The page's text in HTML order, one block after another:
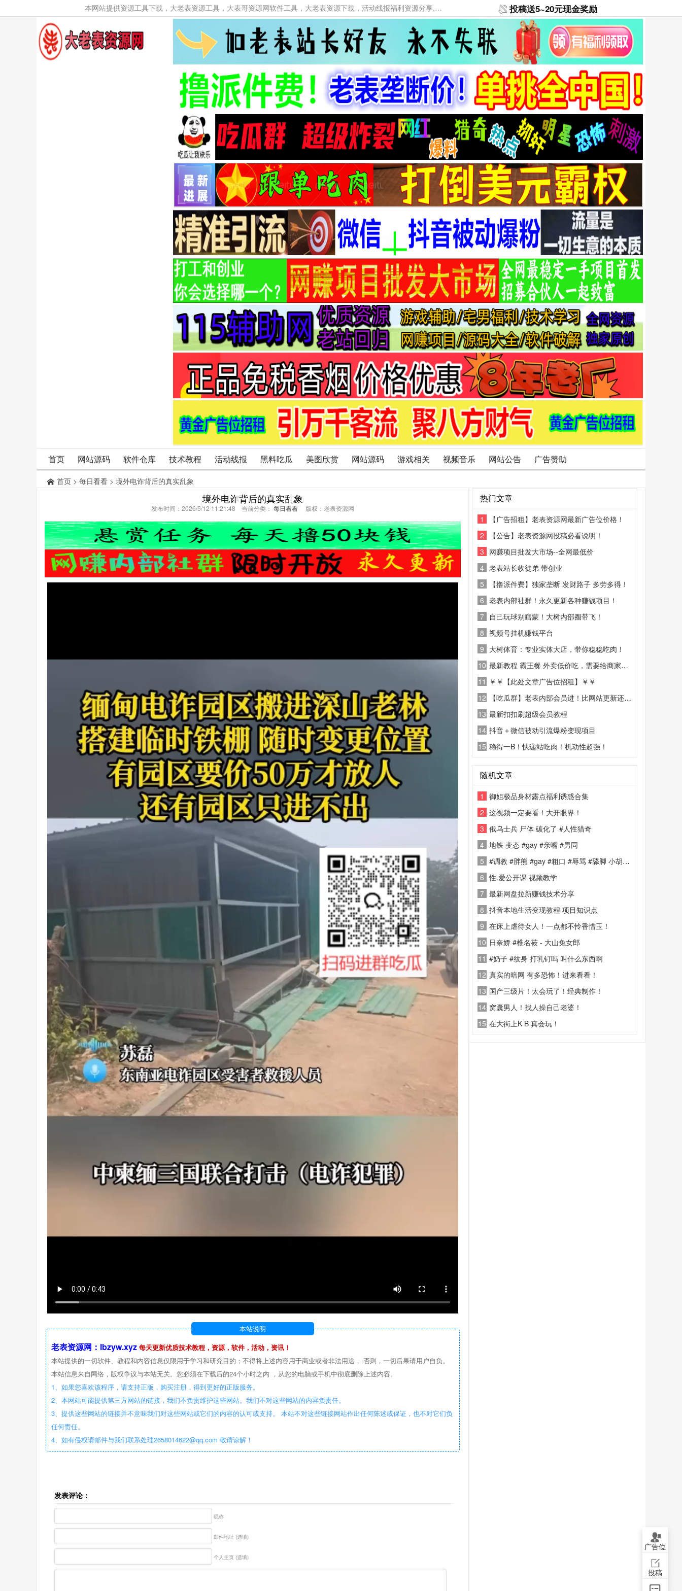
本网站提供资源工具下载，大老表资源工具，大表哥资源网软件工具，大老表资源下载，活动线报福利资源分享,活动线报，大型网游经典游戏，网络热门技术游戏辅助交流与分享。 投稿送5~20元现金奖励
首页 网站源码 软件仓库 技术教程 活动线报 黑料吃瓜 美图欣赏 网站源码 游戏相关 视频音乐 网站公告 广告赞助
首页 > 每日看看 > 境外电诈背后的真实乱象
境外电诈背后的真实乱象
发布时间：2026/5/12 11:21:48 当前分类： 每日看看 版权：老表资源网
本站说明
老表资源网：lbzyw.xyz 每天更新优质技术教程，资源，软件，活动，资讯！
本站提供的一切软件、教程和内容信息仅限用于学习和研究目的；不得将上述内容用于商业或者非法用途， 否则，一切后果请用户自负。
本站信息来自网络，版权争议与本站无关。您必须在下载后的24个小时之内 ，从您的电脑或手机中彻底删除上述内容。
1、如果您喜欢该程序，请支持正版，购买注册，得到更好的正版服务。
2、本网站可能提供第三方网站的链接，我们不负责维护这些网站。我们不对这些网站的内容负责任。
3、提供这些网站的链接并不意味我们对这些网站或它们的内容的认可或支持。 本站不对这些链接网站作出任何陈述或保证，也不对它们负
任何责任。
4、如有侵权请邮件与我们联系处理2658014622@qq.com 敬请谅解！
发表评论：
昵称
邮件地址 (选填)
个人主页 (选填)
热门文章
1
【广告招租】老表资源网最新广告位价格！
2
【公告】老表资源网投稿必看说明！
3 网赚项目批发大市场--全网最低价
4 老表站长收徒弟 带创业
5
【撸派件费】独家垄断 发财路子 多劳多得！
6 老表内部社群！永久更新各种赚钱项目！
7 自己玩球别瞎蒙！大树内部圈带飞！
8 视频号挂机赚钱平台
9 大树体育：专业实体大店，带你稳稳吃肉！
10 最新教程 霸王餐 外卖低价吃，需要给商家好评
11 ￥￥【此处文章广告位招租】￥￥
12
【吃瓜群】老表内部会员进！比网站更新还精彩！
13 最新扣扣刷超级会员教程
14 抖音＋微信被动引流爆粉变现项目
15 稳得一B！快递站吃肉！机动性超强！
随机文章
1
御姐极品身材露点福利诱惑合集
2 这视频一定要看！大开眼界！
3 俄乌士兵 尸体 碳化了 #人性猎奇
4 地铁 变态 #gay #亲嘴 #男同
5 #调教 #胖熊 #gay #粗口 #辱骂 #舔脚 小胡子 军团 太恶心了
6 性.爱公开课 视频教学
7 最新网盘拉新赚钱技术分享
8 抖音本地生活变现教程 项目知识点
9 在床上虐待女人！一点都不怜香惜玉！
10 日奈娇 #椎名莜 - 大山兔女郎
11 #奶子 #纹身 打乳钉吗 叫什么东西啊
12 真实的暗网 有多恐怖！进来看看！
13 国产三级片！太会玩了！经典制作！
14 窝囊男人！找人操自己老婆！
15 在大街上K B 真会玩！
广告位
投稿